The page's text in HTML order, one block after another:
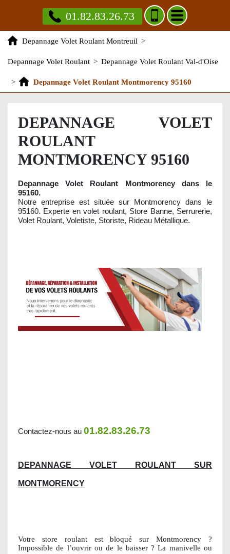
01.82.83.26.73
Depannage Volet Roulant Montreuil >
Depannage Volet Roulant > Depannage Volet Roulant Val-d'Oise
> Depannage Volet Roulant Montmorency 95160
DEPANNAGE VOLET
ROULANT
MONTMORENCY 95160
Depannage Volet Roulant Montmorency dans le
95160.
Notre entreprise est située sur Montmorency dans le
95160. Experte en volet roulant, Store Banne, Serrurerie,
Volet Roulant, Voletiste, Storiste, Rideau Métallique.
Contactez-nous au 01.82.83.26.73
DEPANNAGE VOLET ROULANT SUR
MONTMORENCY
Votre store roulant est bloqué sur Montmorency ?
Impossible de l’ouvrir ou de le baisser ? La manivelle ou